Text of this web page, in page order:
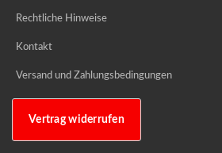
Rechtliche Hinweise
Kontakt
Versand und Zahlungsbedingungen
Vertrag widerrufen